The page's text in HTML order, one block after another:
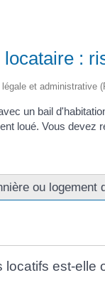
:
et administrative
un bail
loué. Vous devez
ou logement
est-elle